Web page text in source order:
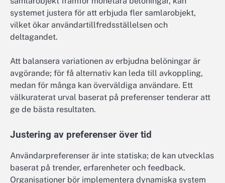
systemet justera för att erbjuda fler samlarobjekt,
vilket ökar användartillfredsställelsen och
deltagandet.
Att balansera variationen av erbjudna belöningar är
avgörande; för få alternativ kan leda till avkoppling,
medan för många kan överväldiga användare. Ett
välkuraterat urval baserat på preferenser tenderar att
ge de bästa resultaten.
Justering av preferenser över tid
Användarpreferenser är inte statiska; de kan utvecklas
baserat på trender, erfarenheter och feedback.
Organisationer bör implementera dynamiska system